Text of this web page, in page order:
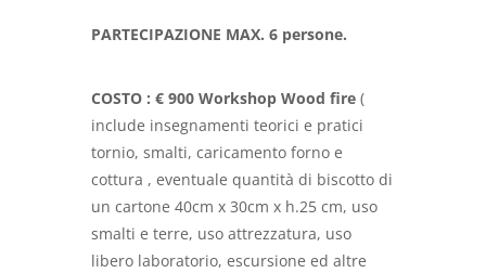
PARTECIPAZIONE MAX. 6 persone.
COSTO : € 900 Workshop Wood fire (
include insegnamenti teorici e pratici
tornio, smalti, caricamento forno e
cottura , eventuale quantità di biscotto di
un cartone 40cm x 30cm x h.25 cm, uso
smalti e terre, uso attrezzatura, uso
libero laboratorio, escursione ed altre